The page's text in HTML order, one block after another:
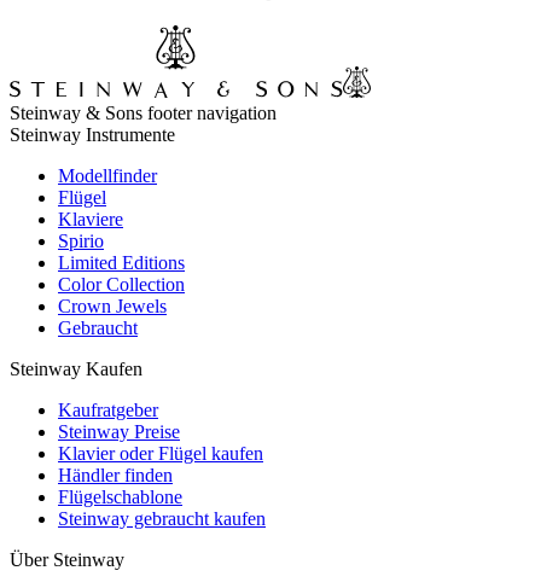
Steinway & Sons footer navigation
Steinway Instrumente
Modellfinder
Flügel
Klaviere
Spirio
Limited Editions
Color Collection
Crown Jewels
Gebraucht
Steinway Kaufen
Kaufratgeber
Steinway Preise
Klavier oder Flügel kaufen
Händler finden
Flügelschablone
Steinway gebraucht kaufen
Über Steinway